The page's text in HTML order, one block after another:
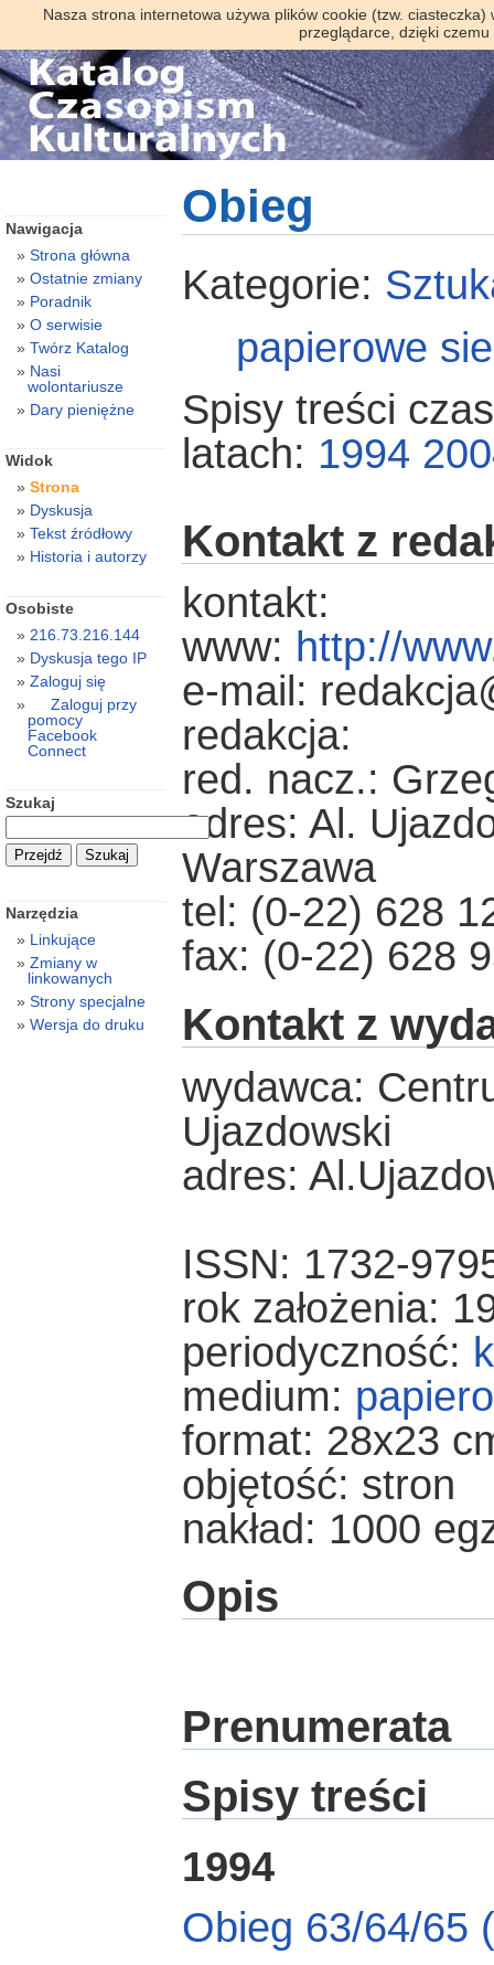
Nasza strona internetowa używa plików cookie (tzw.
przeglądarce, dzięki
Obieg
Kategorie:
papierowe
Spisy treści
latach: 1994
Kontakt z
kontakt:
www: http://
e-mail:
redakcja:
red. nacz.:
adres: Al.
Warszawa
tel: (0-22) 628
fax: (0-22) 628
Kontakt z
wydawca:
Ujazdowski
adres:
ISSN: 1732-
rok założenia:
periodyczność:
medium:
format: 28x23
objętość: stron
nakład: 1000
Opis
Prenumerata
Spisy treści
1994
Obieg 63/64/65
Nawigacja
Strona główna
Ostatnie zmiany
Poradnik
O serwisie
Twórz Katalog
Nasi
wolontariusze
Dary pieniężne
Widok
Strona
Dyskusja
Tekst źródłowy
Historia i autorzy
Osobiste
216.73.216.144
Dyskusja tego IP
Zaloguj się
Zaloguj przy
pomocy
Facebook
Connect
Szukaj
Narzędzia
Linkujące
Zmiany w
linkowanych
Strony specjalne
Wersja do druku